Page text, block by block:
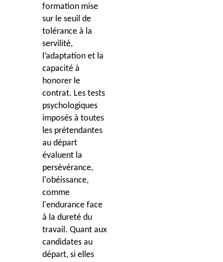
formation mise
sur le seuil de
tolérance à la
servilité,
l’adaptation et la
capacité à
honorer le
contrat. Les tests
psychologiques
imposés à toutes
les prétendantes
au départ
évaluent la
persévérance,
l'obéissance,
comme
l'endurance face
à la dureté du
travail. Quant aux
candidates au
départ, si elles